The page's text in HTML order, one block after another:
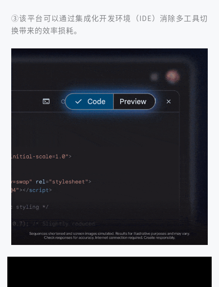
③该平台可以通过集成化开发环境（IDE）消除多工具切
换带来的效率损耗。